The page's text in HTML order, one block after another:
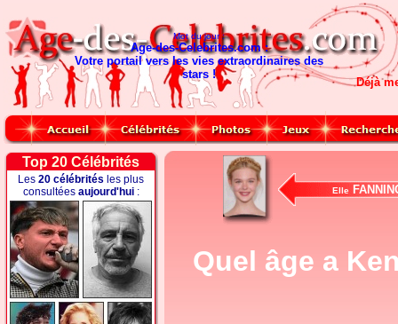
Mot du jour :
Age-des-Celebrites.com :
Votre portail vers les vies extraordinaires des
stars !
Déjà
Top 20 Célébrités
Les 20 célébrités les plus
consultées aujourd'hui: Elle
Quel âge a